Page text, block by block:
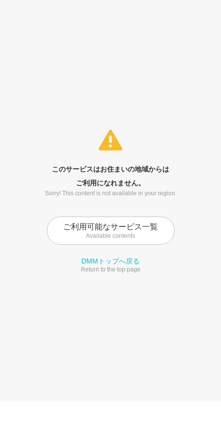
このサービスはお住まいの地域からは
ご利用になれません。
Sorry! This content is not available in your region.
ご利用可能なサービス一覧
Available contents
DMMトップへ戻る
Return to the top page